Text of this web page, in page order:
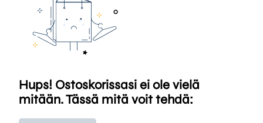
Hups! Ostoskorissasi ei ole vielä
mitään. Tässä mitä voit tehdä: